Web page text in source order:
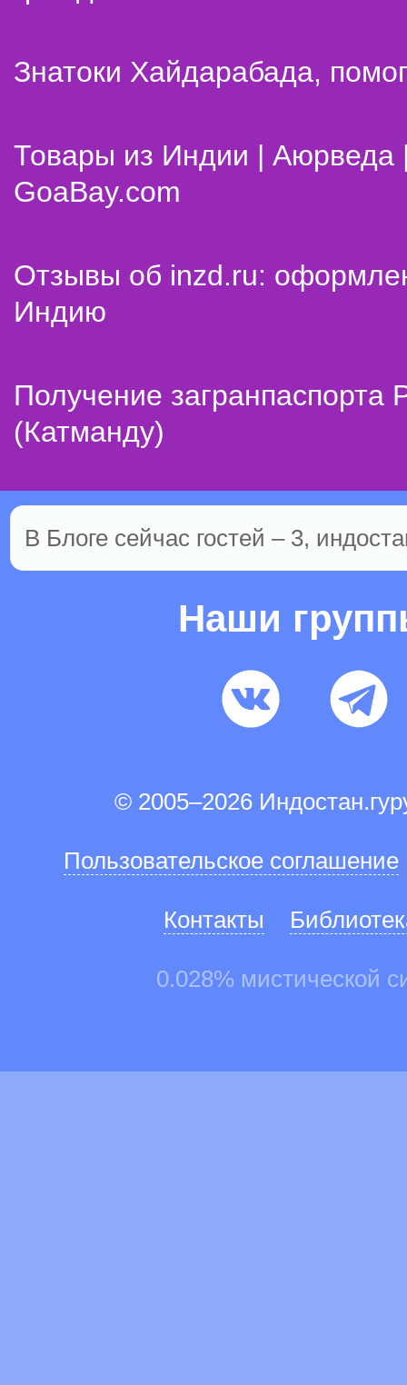
Знатоки Хайдарабада,
Товары из Индии | Аюрведа
GoaBay.com
Отзывы об inzd.ru:
Индию
Получение
(Катманду)
В Блоге сейчас гостей – 3,
Наши
© 2005–2026
Пользовательское соглашение
Контакты
0.028% мистической